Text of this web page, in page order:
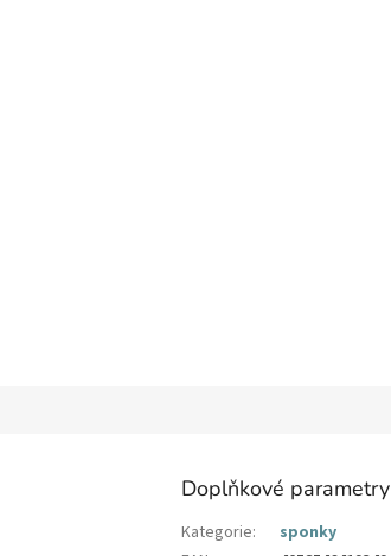
Doplňkové parametry
Kategorie:
sponky